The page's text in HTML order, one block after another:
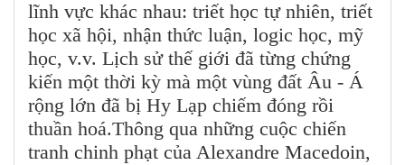
lĩnh vực khác nhau: triết học tự nhiên, triết
học xã hội, nhận thức luận, logic học, mỹ
học, v.v. Lịch sử thế giới đã từng chứng
kiến một thời kỳ mà một vùng đất Âu - Á
rộng lớn đã bị Hy Lạp chiếm đóng rồi
thuần hoá.Thông qua những cuộc chiến
tranh chinh phạt của Alexandre Macedoin,